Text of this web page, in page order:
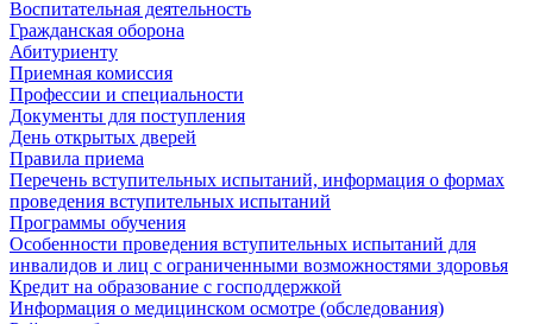
Воспитательная деятельность
Гражданская оборона
Абитуриенту
Приемная комиссия
Профессии и специальности
Документы для поступления
День открытых дверей
Правила приема
Перечень вступительных испытаний, информация о формах
проведения вступительных испытаний
Программы обучения
Особенности проведения вступительных испытаний для
инвалидов и лиц с ограниченными возможностями здоровья
Кредит на образование с господдержкой
Информация о медицинском осмотре (обследования)